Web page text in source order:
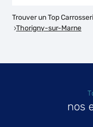
Trouver un Top
Thorigny-sur-Marne
nos